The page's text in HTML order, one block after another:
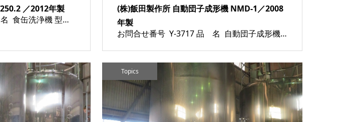
／2012年製
お問合せ番号 Y-3655 品 名 食缶洗浄機 型 式 FV250.2 種 類 厨房機器/厨房機器関連 検査・衛生機器/その他 程 度 メーカー名 MEIKO社 年 式 2012年製 素 材 外 寸 W1490×D895×H1935 付属機器 電 源 三相200V 60Hz 金 ...
(株)飯田製作所 自動団子成形機 NMD-1／2008
年製
お問合せ番号 Y-3717 品 名 自動団子成形機 型 式 NMD-1 種 類 製菓機器 その他関連機器 程 度 メーカー名 株式会社 飯田製作所 年 式 2008年製 素 材 外 寸 付属機器 電 源 金 額 売約済み 運 賃 保証期間 1ヶ月 備 考 ...
Topics